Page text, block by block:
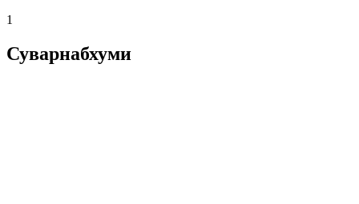
1
Суварнабхуми